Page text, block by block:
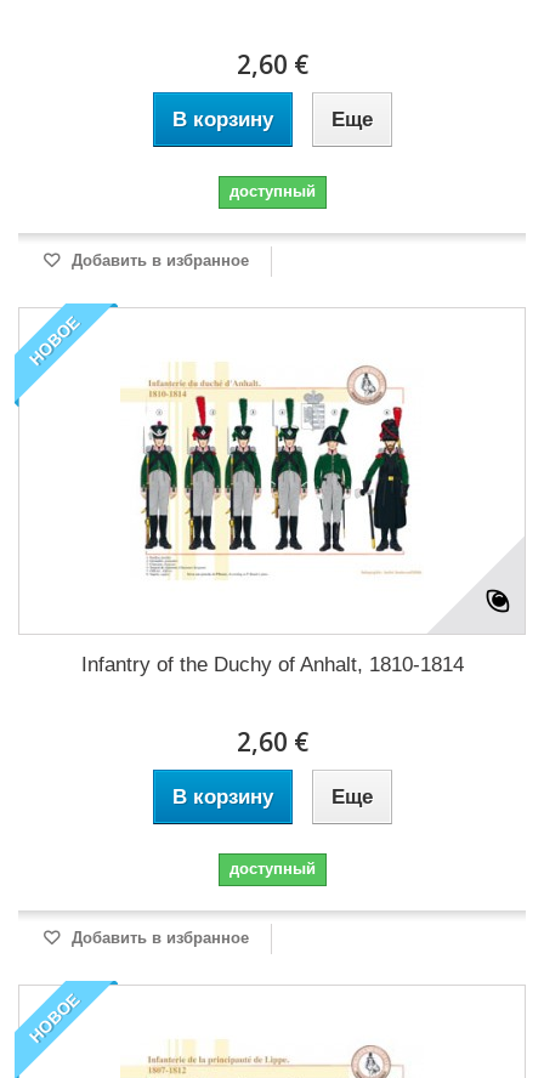
2,60 €
В корзину Еще
доступный
Добавить в избранное
НОВОЕ
Infantry of the Duchy of Anhalt, 1810-1814
2,60 €
В корзину Еще
доступный
Добавить в избранное
НОВОЕ